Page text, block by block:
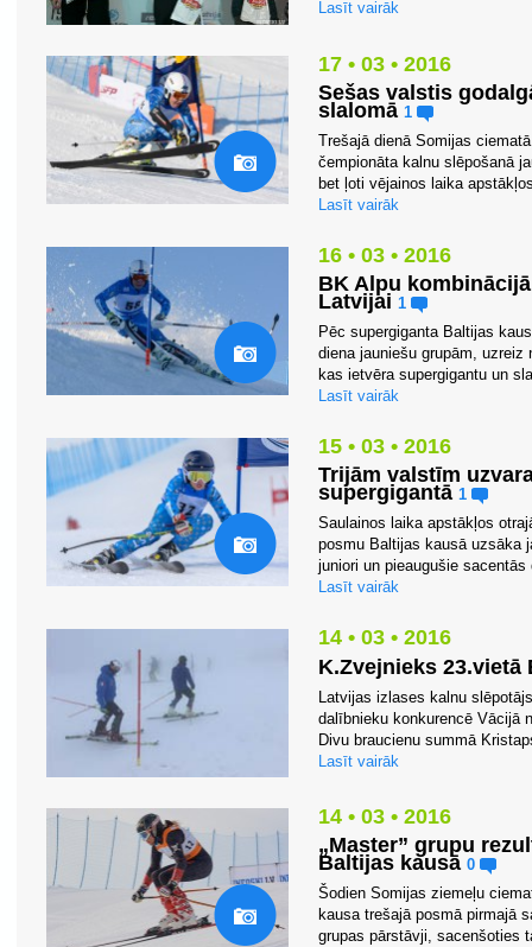
Lasīt vairāk
17 • 03 • 2016
Sešas valstis
slalomā 1
Trešajā dienā Somijas
čempionāta kalnu slēpošanā
bet ļoti vējainos laika
Lasīt vairāk
16 • 03 • 2016
BK Alpu
Latvijai 1
Pēc supergiganta Baltijas
diena jauniešu grupām,
kas ietvēra supergigantu un
Lasīt vairāk
15 • 03 • 2016
Trijām valstīm
supergigantā 1
Saulainos laika apstākļos
posmu Baltijas kausā uzsāka
juniori un pieaugušie
Lasīt vairāk
14 • 03 • 2016
K.Zvejnieks 23.vietā
Latvijas izlases kalnu
dalībnieku konkurencē Vācijā
Divu braucienu summā
Lasīt vairāk
14 • 03 • 2016
„Master” grupu
Baltijas kausā 0
Šodien Somijas ziemeļu
kausa trešajā posmā pirmajā
grupas pārstāvji, sacenšoties